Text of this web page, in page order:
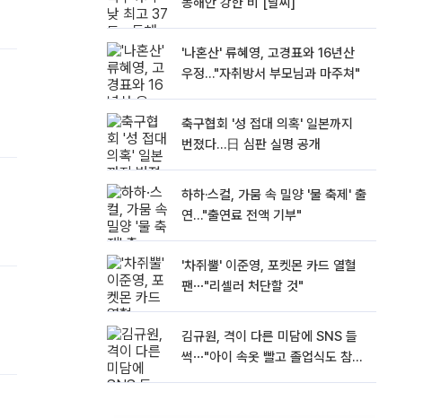
'나혼산' 류혜영, 고경표와 16년산
우정…"자취방서 부모님과 마주쳐"
축구협회 '성 접대 의혹' 일본까지
번졌다…日 심판 실명 공개
하하·스컬, 가뭄 속 밀양 '물 축제' 출
연…"출연료 전액 기부"
'차쥐뿔' 이준영, 포켓몬 카드 열혈
팬⋯"리셀러 처단할 것"
김규원, 격이 다른 미담에 SNS 들
썩⋯"아이 속옷 빨고 졸업식도 참